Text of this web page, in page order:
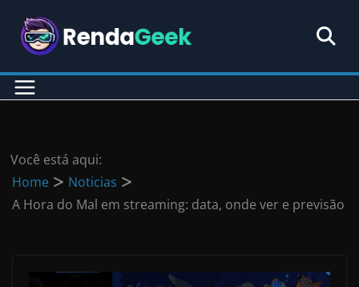
para
conteúdo
Você está aqui:
Home
Noticias
A Hora do Mal em streaming: data, onde ver e previsão